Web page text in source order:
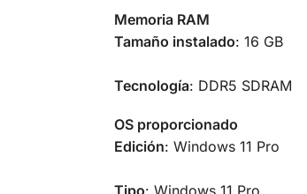
Memoria RAM
Tamaño instalado: 16 GB
Tecnología: DDR5 SDRAM
OS proporcionado
Edición: Windows 11 Pro